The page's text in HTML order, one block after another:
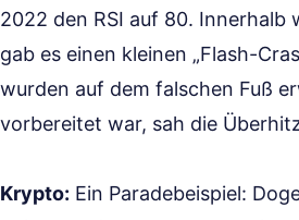
2022 den RSI auf 80. Innerhalb
gab es einen kleinen „Flash-
wurden auf dem falschen Fuß
vorbereitet war, sah die
Krypto: Ein Paradebeispiel: